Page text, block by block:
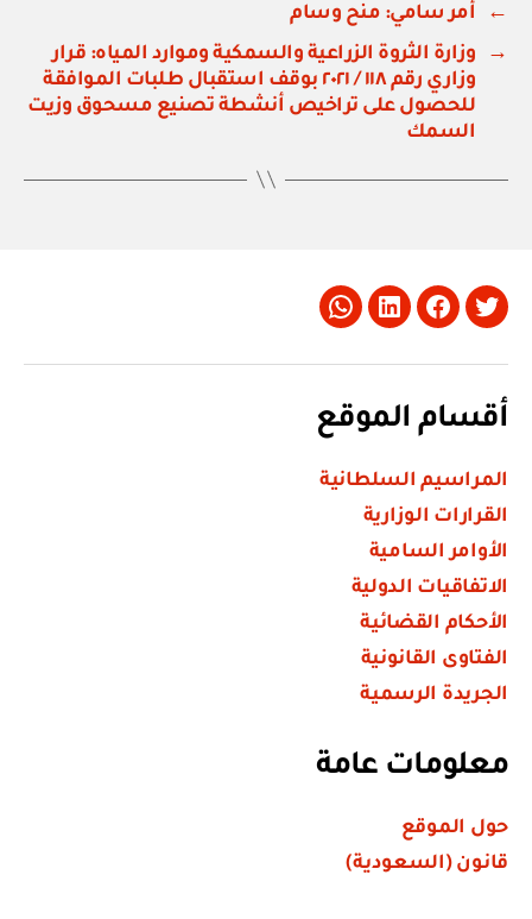
←
أمر سامي: منح وسام
→
وزارة الثروة الزراعية والسمكية وموارد المياه: قرار
وزاري رقم ١١٨ / ٢٠٢١ بوقف استقبال طلبات الموافقة
للحصول على تراخيص أنشطة تصنيع مسحوق وزيت
السمك
Twitter
Facebook
LinkedIn
Whatsapp
أقسام الموقع
المراسيم السلطانية
القرارات الوزارية
الأوامر السامية
الاتفاقيات الدولية
الأحكام القضائية
الفتاوى القانونية
الجريدة الرسمية
معلومات عامة
حول الموقع
قانون (السعودية)